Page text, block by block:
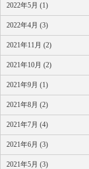
2022年5月 (1)
2022年4月 (3)
2021年11月 (2)
2021年10月 (2)
2021年9月 (1)
2021年8月 (2)
2021年7月 (4)
2021年6月 (3)
2021年5月 (3)